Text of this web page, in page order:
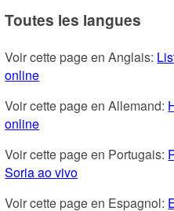
Toutes les langues
Voir cette page en Anglais:
online
Voir cette page en Allemand:
online
Voir cette page en Portugais:
Soria ao vivo
Voir cette page en Espagnol: